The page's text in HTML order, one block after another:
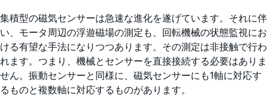
集積型の磁気センサーは急速な進化を遂げています。それに伴
い、モータ周辺の浮遊磁場の測定も、回転機械の状態監視にお
ける有望な手法になりつつあります。その測定は非接触で行わ
れます。つまり、機械とセンサーを直接接続する必要はありま
せん。振動センサーと同様に、磁気センサーにも1軸に対応す
るものと複数軸に対応するものがあります。